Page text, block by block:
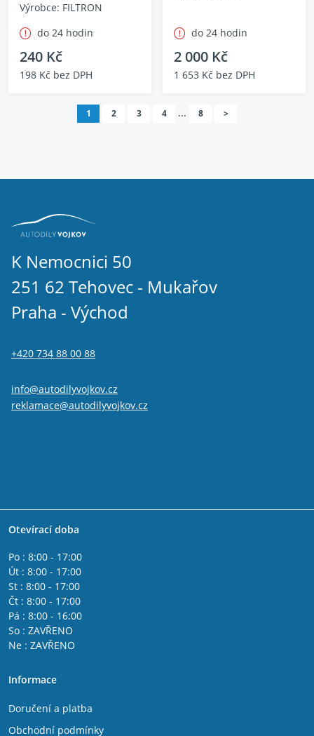
Výrobce: FILTRON
do 24 hodin
240 Kč
198 Kč bez DPH
do 24 hodin
2 000 Kč
1 653 Kč bez DPH
1 2 3 4 ... 8 >
K Nemocnici 50
251 62 Tehovec - Mukařov
Praha - Východ
+420 734 88 00 88
info@autodilyvojkov.cz
reklamace@autodilyvojkov.cz
Otevírací doba
Po : 8:00 - 17:00
Út : 8:00 - 17:00
St : 8:00 - 17:00
Čt : 8:00 - 17:00
Pá : 8:00 - 16:00
So : ZAVŘENO
Ne : ZAVŘENO
Informace
Doručení a platba
Obchodní podmínky